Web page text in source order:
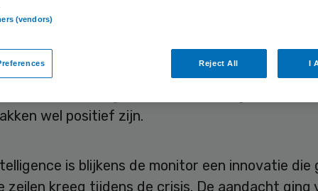
zorg blijft achter in de innovatieversnelling
een 3 in de Zorg Innovatie Monitor van
vroeg tientallen bestuurders,
wel positief zijn.
is blijkens de monitor een innovatie die
zeilen kreeg tijdens de crisis. De aandacht ging
(vendors)
Reject All I